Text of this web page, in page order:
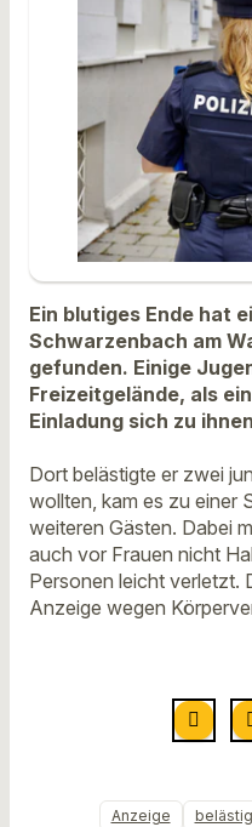
Ein blutiges Ende hat
Schwarzenbach am
gefunden. Einige
Freizeitgelände, als
Einladung sich zu
Dort belästigte er zwei
wollten, kam es zu einer
weiteren Gästen. Dabei
auch vor Frauen nicht
Personen leicht verletzt.
Anzeige wegen
Anzeige